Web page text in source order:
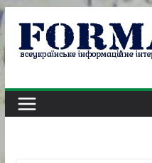
Skip
content